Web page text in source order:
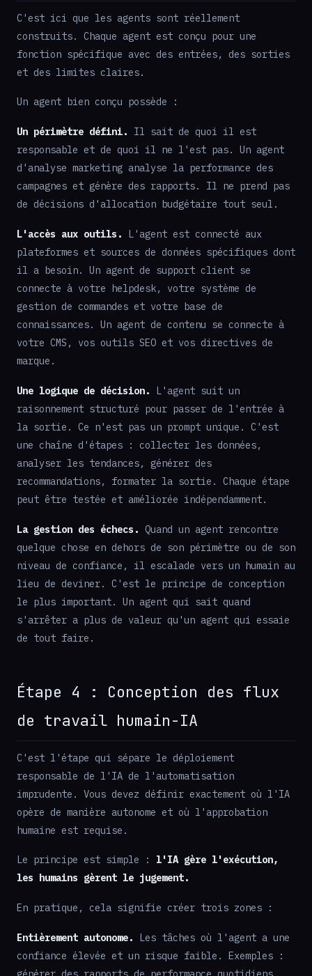
C'est ici que les agents sont réellement
construits. Chaque agent est conçu pour une
fonction spécifique avec des entrées, des sorties
et des limites claires.
Un agent bien conçu possède :
Un périmètre défini.
Il sait de quoi il est
responsable et de quoi il ne l'est pas. Un agent
d'analyse marketing analyse la performance des
campagnes et génère des rapports. Il ne prend pas
de décisions d'allocation budgétaire tout seul.
L'accès aux outils.
L'agent est connecté aux
plateformes et sources de données spécifiques dont
il a besoin. Un agent de support client se
connecte à votre helpdesk, votre système de
gestion de commandes et votre base de
connaissances. Un agent de contenu se connecte à
votre CMS, vos outils SEO et vos directives de
marque.
Une logique de décision.
L'agent suit un
raisonnement structuré pour passer de l'entrée à
la sortie. Ce n'est pas un prompt unique. C'est
une chaîne d'étapes : collecter les données,
analyser les tendances, générer des
recommandations, formater la sortie. Chaque étape
peut être testée et améliorée indépendamment.
La gestion des échecs. Quand un agent rencontre
quelque chose en dehors de son périmètre ou de son
niveau de confiance, il escalade vers un humain au
lieu de deviner. C'est le principe de conception
le plus important. Un agent qui sait quand
s'arrêter a plus de valeur qu'un agent qui essaie
de tout faire.
Étape 4 : Conception des flux
de travail humain-IA
C'est l'étape qui sépare le déploiement
responsable de l'IA de l'automatisation
imprudente. Vous devez définir exactement où l'IA
opère de manière autonome et où l'approbation
humaine est requise.
Le principe est simple : l'IA gère l'exécution,
les humains gèrent le jugement.
En pratique, cela signifie créer trois zones :
Entièrement autonome.
Les tâches où l'agent a une
confiance élevée et un risque faible. Exemples :